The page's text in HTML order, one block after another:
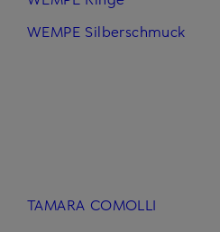
WEMPE Silberschmuck
TAMARA COMOLLI